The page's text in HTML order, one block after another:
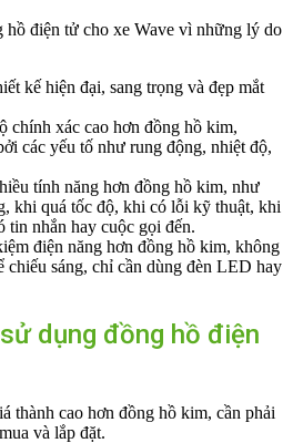
điện tử cho xe Wave vì những lý do
kế hiện đại, sang trọng và đẹp mắt
chính xác cao hơn đồng hồ kim,
các yếu tố như rung động, nhiệt độ,
tính năng hơn đồng hồ kim, như
khi quá tốc độ, khi có lỗi kỹ thuật, khi
tin nhắn hay cuộc gọi đến.
điện năng hơn đồng hồ kim, không
chiếu sáng, chỉ cần dùng đèn LED hay
dụng đồng hồ điện
thành cao hơn đồng hồ kim, cần phải
và lắp đặt.